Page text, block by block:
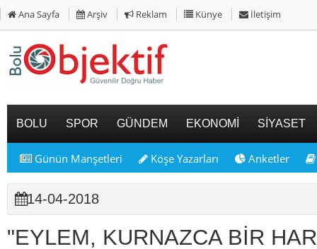
Ana Sayfa Arşiv Reklam Künye İletişim
BOLU SPOR GÜNDEM EKONOMİ SİYASET
Günün Manşetleri Köşe Yazarları Anketler
14-04-2018
"EYLEM, KURNAZCA BİR